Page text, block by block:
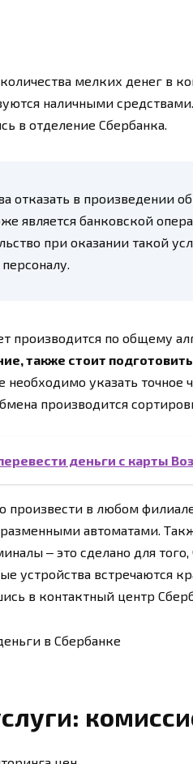
мелких денег в
наличными
в отделение Сбербанка.
отказать в произведении
является банковской
при оказании такой
производится по общему
также стоит
необходимо указать
производится
деньги с карты
в любом
автоматами.
‒ это сделано для
устройства встречаются
в контактный центр